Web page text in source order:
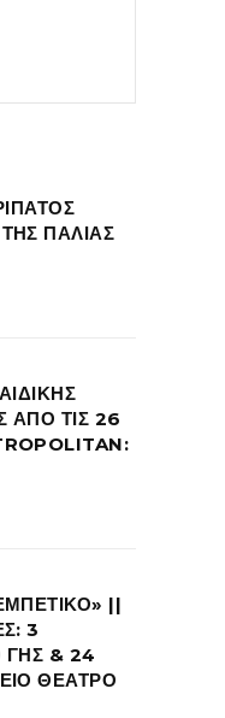
ΠΑΛΙΑΣ
ΑΠΟ ΤΙΣ 26
||
3
& 24
ΘΕΑΤΡΟ